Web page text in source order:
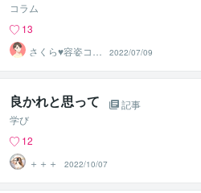
コラム
13
さくら♥容姿コン
プレックス解消
セラピスト
2022/07/09
良かれと思って
記事
学び
12
＋＋＋
2022/10/07